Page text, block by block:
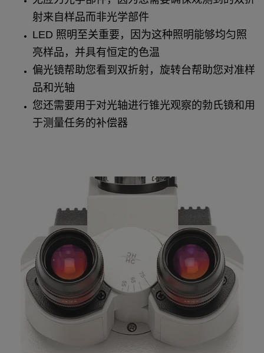
射来自样品而非光学部件
LED 照明至关重要，因为这种照明能够均匀照
亮样品，并具有恒定的色温
偏光镜帮助您看到双折射，旋转台帮助您对准样
品和光轴
您还需要用于对光轴进行锥光观察的勃氏镜和用
于测量任务的补偿器